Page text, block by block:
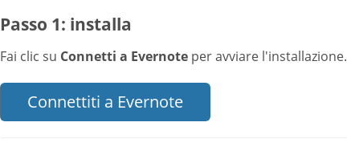
Passo 1: installa
Fai clic su Connetti a Evernoteper avviare l'installazione.
Connettiti a Evernote